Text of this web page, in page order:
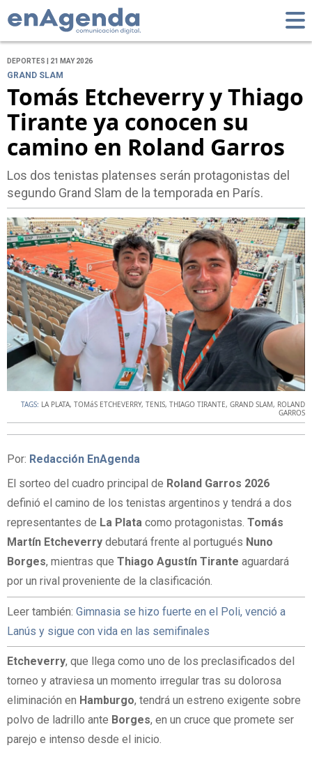
DEPORTES | 21 MAY 2026
GRAND SLAM
Tomás Etcheverry y Thiago
Tirante ya conocen su
camino en Roland Garros
Los dos tenistas platenses serán protagonistas del
segundo Grand Slam de la temporada en París.
TAGS: LA PLATA, TOMáS ETCHEVERRY, TENIS, THIAGO TIRANTE, GRAND SLAM, ROLAND
GARROS
Por: Redacción EnAgenda
El sorteo del cuadro principal de Roland Garros 2026
definió el camino de los tenistas argentinos y tendrá a dos
representantes de La Plata como protagonistas. Tomás
Martín Etcheverry debutará frente al portugués Nuno
Borges, mientras que Thiago Agustín Tirante aguardará
por un rival proveniente de la clasificación.
Leer también: Gimnasia se hizo fuerte en el Poli, venció a
Lanús y sigue con vida en las semifinales
Etcheverry, que llega como uno de los preclasificados del
torneo y atraviesa un momento irregular tras su dolorosa
eliminación en Hamburgo, tendrá un estreno exigente sobre
polvo de ladrillo ante Borges, en un cruce que promete ser
parejo e intenso desde el inicio.